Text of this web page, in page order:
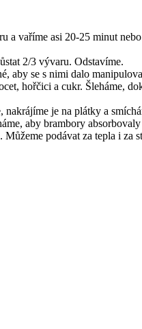
vaříme asi 20-25 minut
2/3 vývaru. Odstavíme.
aby se s nimi dalo
hořčici a cukr. Šleháme,
je na plátky a
aby brambory
podávat za tepla i za